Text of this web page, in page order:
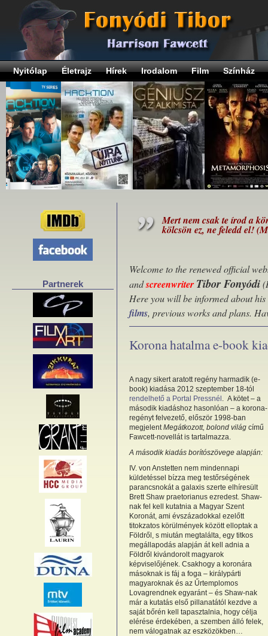
Nyitólap Életrajz Hírek Irodalom Film Színház
Partnerek
Mert nem csak te írod a
kölcsön ez, ne feledd el!
Welcome to the renewed official
andscreenwriter Tibor Fonyódi
Here you will be informed about
films, previous works and plans.
Korona hatalma e-book
A nagy sikert aratott regény harmadik (e-
book) kiadása 2012 szeptember 18-tól
rendelhető a Portal Pressnél . A kötet – a
második kiadáshoz hasonlóan – a korona-
regényt felvezető, először 1998-ban
megjelent Megátkozott, bolond világ című
Fawcett-novellát is tartalmazza.
A második kiadás borítószövege alapján:
IV. von Anstetten nem mindennapi
küldetéssel bízza meg testőrségének
parancsnokát a galaxis szerte elhíresült
Brett Shaw praetorianus ezredest. Shaw-
nak fel kell kutatnia a Magyar Szent
Koronát, ami évszázadokkal ezelőtt
titokzatos körülmények között elloptak a
Földről, s miután megtalálta, egy titkos
megállapodás alapján át kell adnia a
Földről kivándorolt magyarok
képviselőjének. Csakhogy a koronára
másoknak is fáj a foga – királypárti
magyaroknak és az Űrtemplomos
Lovagrendnek egyaránt – és Shaw-nak
már a kutatás első pillanatától kezdve a
saját bőrén kell tapasztalnia, hogy célja
elérése érdekében, a szemben álló felek,
nem válogatnak az eszközökben…